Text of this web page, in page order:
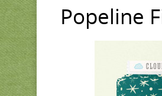
Popeline